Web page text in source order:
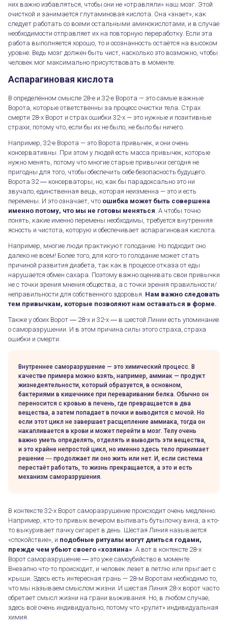
Жизненные страхи и аминокислоты в ДЧ
них важно избавляться, чтобы они не «отравляли» наш мозг. Этой
очисткой и занимается глутаминовая кислота. Она «знает», как
следует работать со всеми остальными аминокислотами, и в случае
необходимости отправляет их на повторную переработку. Если эта
работа выполняется хорошо, то и осознанность остаётся на высоком
уровне. Ведь мозг должен быть чист, насколько это возможно, чтобы
человек мог максимально присутствовать в моменте.
Аспарагиновая кислота
В определённом смысле 28-е и 32-е Ворота — это самые важные
Ворота, которые ответственны за процесс очистки тела. Страх
смерти 28-х Ворот и страх ошибки 32-х — это нужные и позитивные
страхи, потому что, если бы их не было, не было бы ничего.
Например, 32-е Ворота — это Ворота привычек, и они очень
консервативны. При этом у людей есть масса привычек, которые
нужно менять, потому что многие старые привычки сегодня не
пригодны для того, чтобы обеспечить себе безопасность будущего.
Ворота 32 ― консерваторы, но, как бы парадоксально это ни
звучало, единственная вещь, которая неизменна — это и есть
перемены. И это означает, что ошибка может быть совершена
именно потому, что мы не готовы меняться. А чтобы точно
понять, какие именно перемены необходимы, требуется внутренняя
ясность и чистота, которую и обеспечивает аспарагиновая кислота.
Например, многие люди практикуют голодание. Но подходит оно
далеко не всем! Более того, для кого-то голодание может стать
причиной развития диабета, так как в процессе отказа от еды
нарушается обмен сахара. Поэтому важно оценивать свои привычки
не с точки зрения мнения общества, а с точки зрения правильности/
неправильности для собственного здоровья. Нам важно следовать
тем привычкам, которые позволяют нам оставаться в форме.
Также у обоих Ворот ― 28-х и 32-х ― в шестой Линии есть упоминание
о саморазрушении. И в этом причина силы этого страха, страха
ошибки и смерти.
Внутреннее саморазрушение — это химический процесс. В
качестве примера можно взять, например, аммиак — продукт
жизнедеятельности, который образуется, в основном,
бактериями в кишечнике при переваривании белка. Обычно он
переносится с кровью в печень, где превращается в два
вещества, а затем попадает в почки и выводится с мочой. Но
если этот цикл не завершает расщепление аммиака, тогда он
накапливается в крови и может перейти в мозг. Телу очень
важно уметь определять, отделять и выводить эти вещества,
и это крайне непростой цикл, но именно здесь тело принимает
решение ― продолжает ли оно жить или нет. И, если система
перестаёт работать, то жизнь прекращается, а это и есть
механизм саморазрушения.
В контексте 32-х Ворот саморазрушение происходит очень медленно.
Например, кто-то привык вечером выпивать бутылочку вина, а кто-
то выкуривает пачку сигарет в день. Шестая Линия называется
«спокойствие», и подобные ритуалы могут длиться годами,
прежде чем убьют своего «хозяина». А вот в контексте 28-х
Ворот саморазрушение ― это уже самоубийство в моменте.
Внезапно что-то происходит, и человек лезет в петлю или прыгает с
крыши. Здесь есть интересная грань — 28-м Воротам необходимо то,
что мы называем смыслом жизни. И шестая Линия 28-х ворот часто
обретает смысл жизни на грани выживания. Но, в любом случае,
здесь всё очень индивидуально, потому что «рулит» индивидуальная
химия.